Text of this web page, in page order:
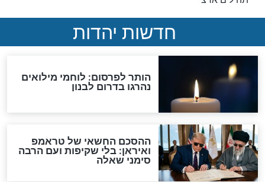
לפרשת השבוע
לחודש תמוז:
לב ממתנדבת
דבר תורה לפרשת השבוע
דבר תורה קצר מהרב מנדל,
לקראת ר"ח אב